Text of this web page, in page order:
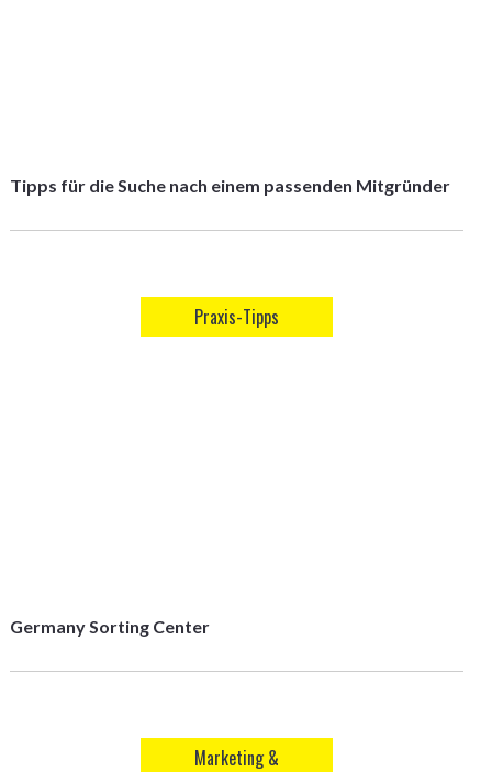
Tipps für die Suche nach einem passenden Mitgründer
Praxis-Tipps
Germany Sorting Center
Marketing &